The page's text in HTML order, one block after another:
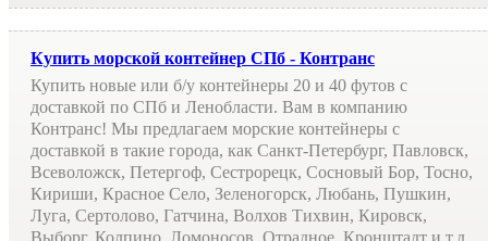
Купить морской контейнер СПб - Контранс
Купить новые или б/у контейнеры 20 и 40 футов с
доставкой по СПб и Ленобласти. Вам в компанию
Контранс! Мы предлагаем морские контейнеры с
доставкой в такие города, как Санкт-Петербург, Павловск,
Всеволожск, Петергоф, Сестрорецк, Сосновый Бор, Тосно,
Кириши, Красное Село, Зеленогорск, Любань, Пушкин,
Луга, Сертолово, Гатчина, Волхов Тихвин, Кировск,